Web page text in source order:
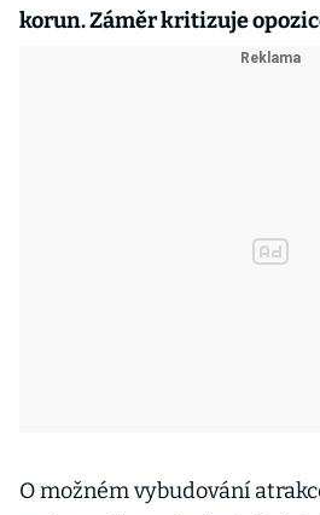
korun. Záměr kritizuje
O možném vybudování